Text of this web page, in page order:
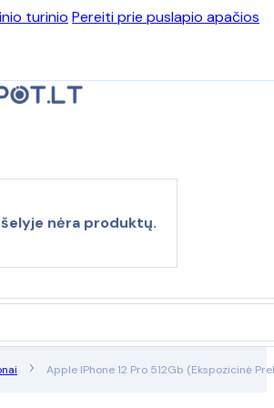
turinio Pereiti prie puslapio apačios
nėra produktų.
Apple IPhone 12 Pro 512Gb (Ekspozicinė